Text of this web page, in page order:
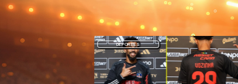
DEPORTES